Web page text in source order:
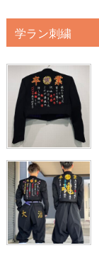
学ラン刺繍